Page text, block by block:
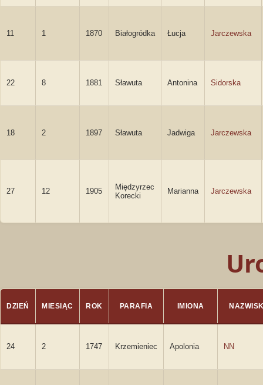
11 1 1870 Białogródka Łucja Jarczewska
22 8 1881 Sławuta Antonina Sidorska
18 2 1897 Sławuta Jadwiga Jarczewska
27 12 1905
Międzyrzec
Korecki
Marianna Jarczewska
DZIEŃ MIESIĄC ROK PARAFIA IMIONA
24 2 1747 Krzemieniec Apolonia NN